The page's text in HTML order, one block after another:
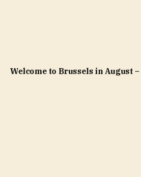
Welcome to Brussels in August –